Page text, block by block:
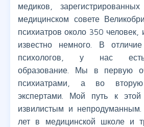
медиков,
медицинском совете
психиатров около 350
известно немного. В
психологов, у нас есть
образование. Мы в первую
психиатрами, а во
экспертами. Мой путь к
извилистым и
лет в медицинской школе и